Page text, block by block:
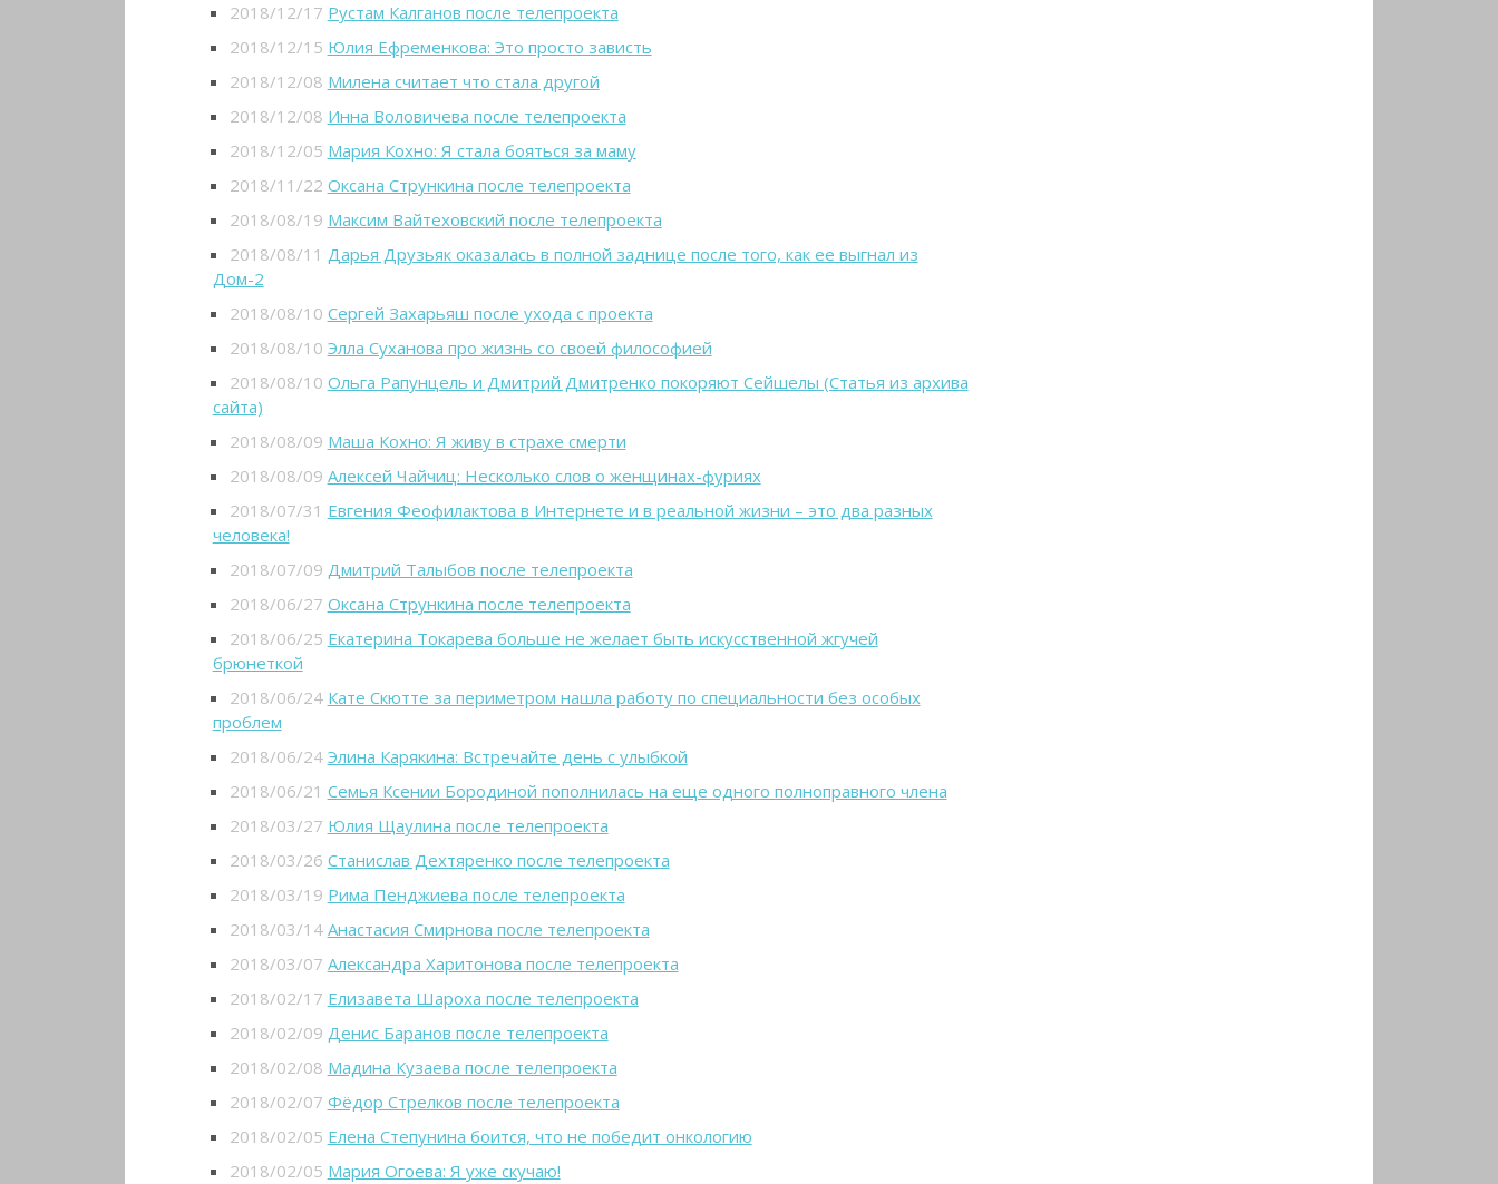
2018/12/17 Рустам Калганов после телепроекта
2018/12/15 Юлия Ефременкова: Это просто зависть
2018/12/08 Милена считает что стала другой
2018/12/08 Инна Воловичева после телепроекта
2018/12/05 Мария Кохно: Я стала бояться за маму
2018/11/22 Оксана Стрункина после телепроекта
2018/08/19 Максим Вайтеховский после телепроекта
2018/08/11 Дарья Друзьяк оказалась в полной заднице после того, как ее выгнал из
Дом-2
2018/08/10 Сергей Захарьяш после ухода с проекта
2018/08/10 Элла Суханова про жизнь со своей философией
2018/08/10 Ольга Рапунцель и Дмитрий Дмитренко покоряют Сейшелы (Статья из архива
сайта)
2018/08/09 Маша Кохно: Я живу в страхе смерти
2018/08/09 Алексей Чайчиц: Несколько слов о женщинах-фуриях
2018/07/31 Евгения Феофилактова в Интернете и в реальной жизни – это два разных
человека!
2018/07/09 Дмитрий Талыбов после телепроекта
2018/06/27 Оксана Стрункина после телепроекта
2018/06/25 Екатерина Токарева больше не желает быть искусственной жгучей
брюнеткой
2018/06/24 Кате Скютте за периметром нашла работу по специальности без особых
проблем
2018/06/24 Элина Карякина: Встречайте день с улыбкой
2018/06/21 Семья Ксении Бородиной пополнилась на еще одного полноправного члена
2018/03/27 Юлия Щаулина после телепроекта
2018/03/26 Станислав Дехтяренко после телепроекта
2018/03/19 Рима Пенджиева после телепроекта
2018/03/14 Анастасия Смирнова после телепроекта
2018/03/07 Александра Харитонова после телепроекта
2018/02/17 Елизавета Шароха после телепроекта
2018/02/09 Денис Баранов после телепроекта
2018/02/08 Мадина Кузаева после телепроекта
2018/02/07 Фёдор Стрелков после телепроекта
2018/02/05 Елена Степунина боится, что не победит онкологию
2018/02/05 Мария Огоева: Я уже скучаю!